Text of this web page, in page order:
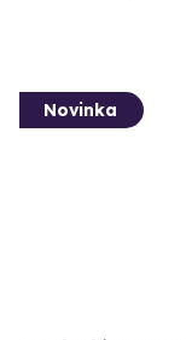
Novinka